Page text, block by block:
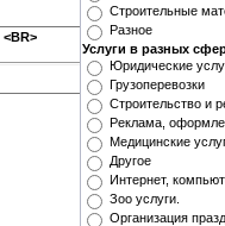
Строительные
Разное
Услуги в разных
Юридические
Грузоперевозки
Строительство и
Реклама,
Медицинские
Другое
Интернет,
Зоо услуги.
Организация
<BR>